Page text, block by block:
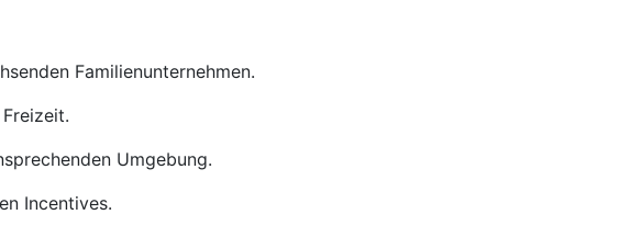
Familienunternehmen.
Umgebung.
Incentives.